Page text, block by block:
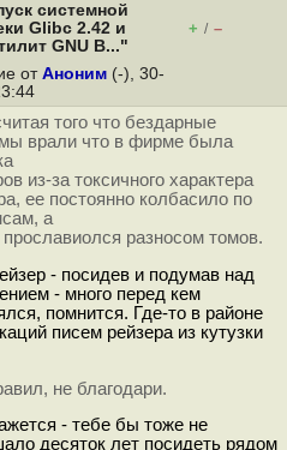
системной
Glibc 2.42 и
GNU B..."
+ / –
от Аноним (-), 30-
того что бездарные
врали что в фирме была
из-за токсичного характера
ее постоянно колбасило по
а
разносом томов.
- посидев и подумав над
- много перед кем
помнится. Где-то в районе
писем рейзера из кутузки
не благодари.
- тебе бы тоже не
десяток лет посидеть рядом